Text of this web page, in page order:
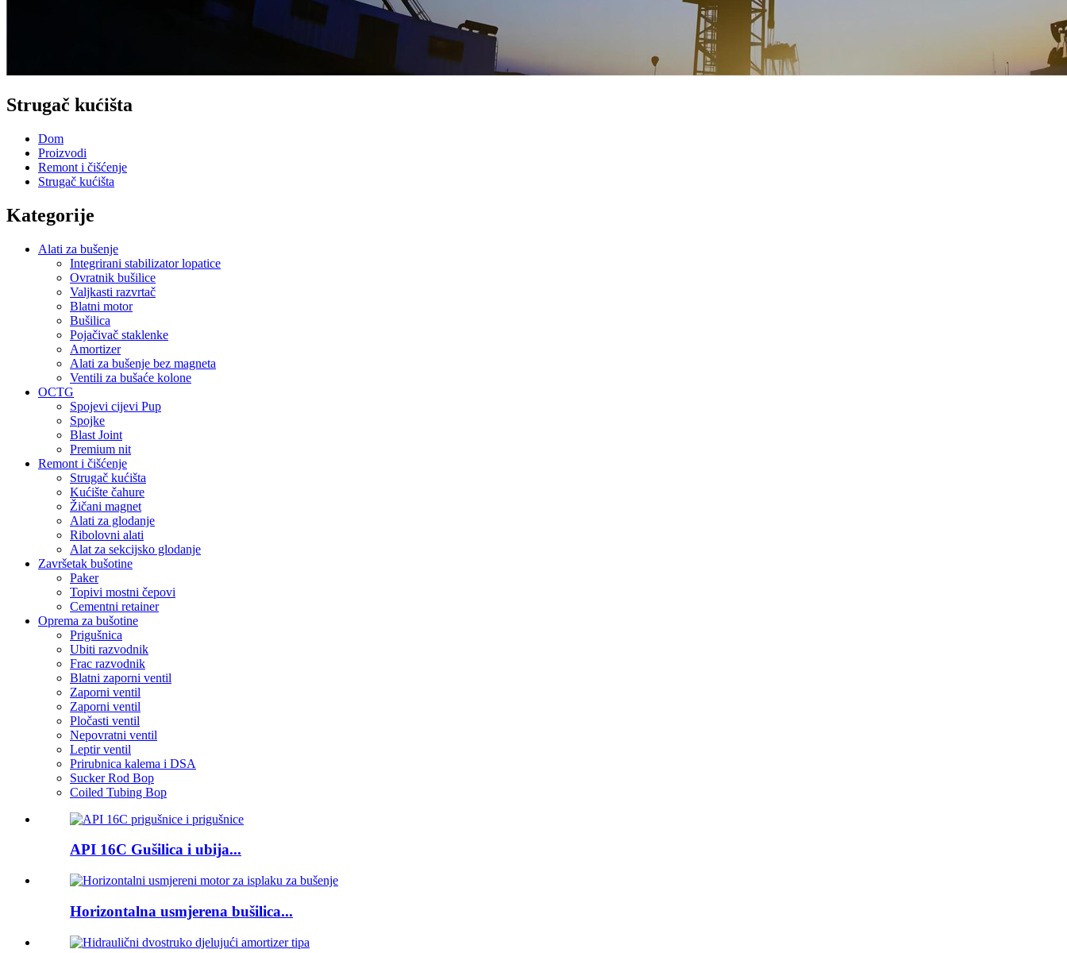
Strugač kućišta
Dom
Proizvodi
Remont i čišćenje
Strugač kućišta
Kategorije
Alati za bušenje
Integrirani stabilizator lopatice
Ovratnik bušilice
Valjkasti razvrtač
Blatni motor
Bušilica
Pojačivač staklenke
Amortizer
Alati za bušenje bez magneta
Ventili za bušaće kolone
OCTG
Spojevi cijevi Pup
Spojke
Blast Joint
Premium nit
Remont i čišćenje
Strugač kućišta
Kućište čahure
Žičani magnet
Alati za glodanje
Ribolovni alati
Alat za sekcijsko glodanje
Završetak bušotine
Paker
Topivi mostni čepovi
Cementni retainer
Oprema za bušotine
Prigušnica
Ubiti razvodnik
Frac razvodnik
Blatni zaporni ventil
Zaporni ventil
Zaporni ventil
Pločasti ventil
Nepovratni ventil
Leptir ventil
Prirubnica kalema i DSA
Sucker Rod Bop
Coiled Tubing Bop
API 16C Gušilica i ubija...
Horizontalna usmjerena bušilica...